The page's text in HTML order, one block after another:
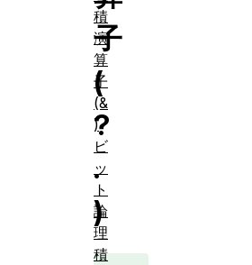
子
(
?
.
)
積
演
算
子
(&
)
ビ
ッ
ト
論
理
積